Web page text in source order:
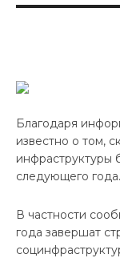
Благодаря
известно о том,
инфраструктуры
следующего года.
В частности
года завершат